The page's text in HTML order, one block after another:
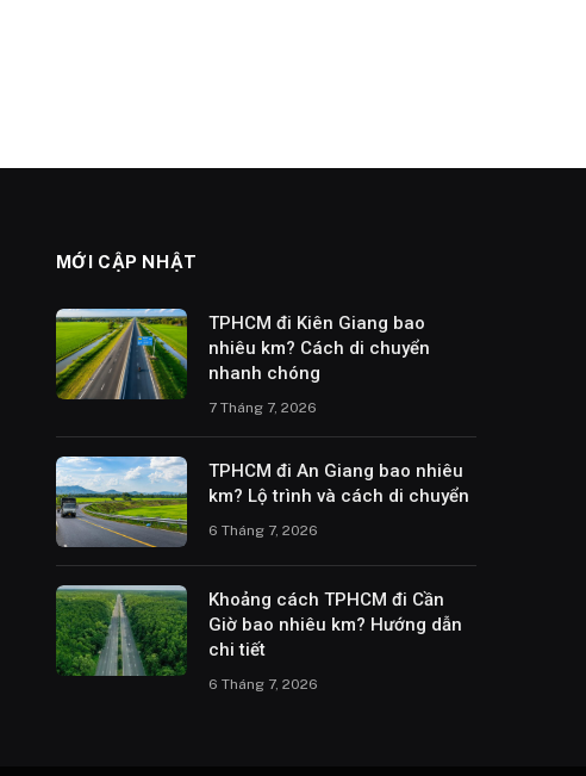
MỚI CẬP NHẬT
TPHCM đi Kiên Giang bao
nhiêu km? Cách di chuyển
nhanh chóng
7 Tháng 7, 2026
TPHCM đi An Giang bao nhiêu
km? Lộ trình và cách di chuyển
6 Tháng 7, 2026
Khoảng cách TPHCM đi Cần
Giờ bao nhiêu km? Hướng dẫn
chi tiết
6 Tháng 7, 2026